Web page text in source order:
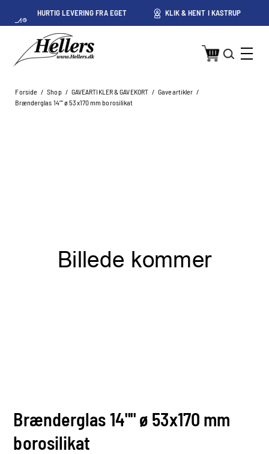
HURTIG LEVERING FRA EGET
LAGER I KASTRUP
KLIK & HENT I KASTRUP
Forside / Shop / GAVEARTIKLER & GAVEKORT / Gaveartikler /
Brænderglas 14"" ø 53x170 mm borosilikat
Brænderglas 14"" ø 53x170 mm
borosilikat